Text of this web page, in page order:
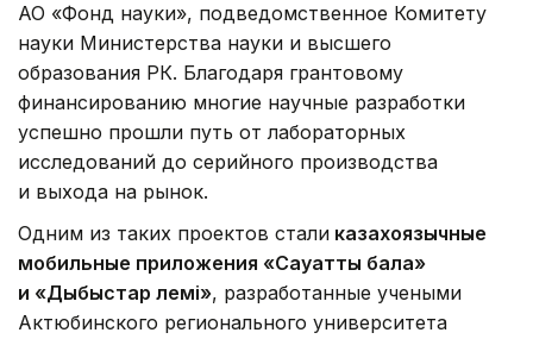
АО «Фонд науки», подведомственное Комитету
науки Министерства науки и высшего
образования РК. Благодаря грантовому
финансированию многие научные разработки
успешно прошли путь от лабораторных
исследований до серийного производства
и выхода на рынок.
Одним из таких проектов стали казахоязычные
мобильные приложения «Сауатты бала»
и «Дыбыстар әлемі», разработанные учеными
Актюбинского регионального университета